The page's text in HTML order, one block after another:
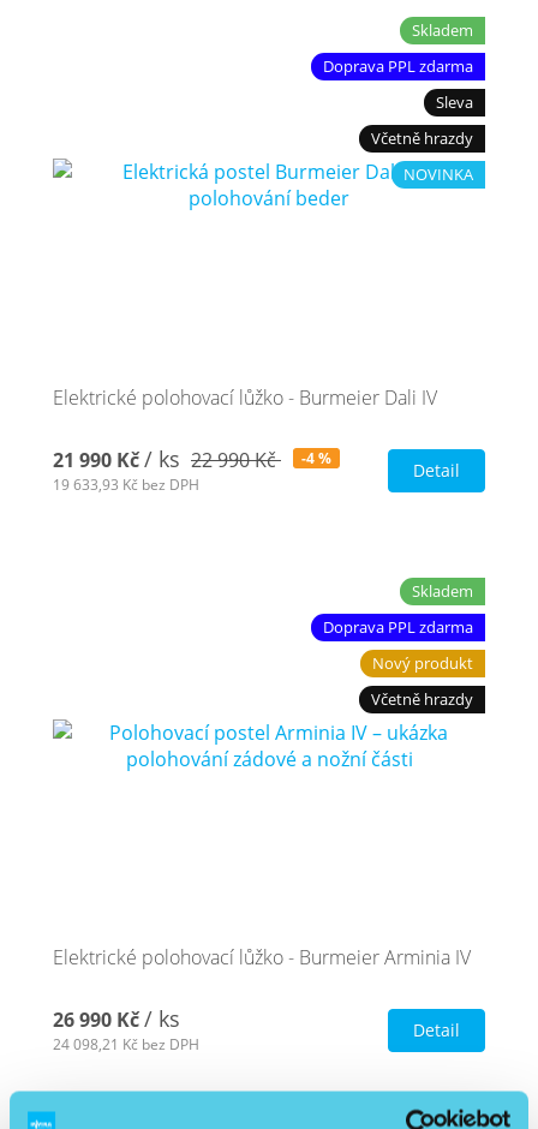
Skladem
Doprava PPL zdarma
Sleva
Včetně hrazdy
NOVINKA
Elektrické polohovací lůžko - Burmeier Dali IV
21 990 Kč/ ks 22 990 Kč
-4 %
19 633,93 Kč bez DPH
Detail
Skladem
Doprava PPL zdarma
Nový produkt
Včetně hrazdy
Elektrické polohovací lůžko - Burmeier Arminia IV
26 990 Kč/ ks
24 098,21 Kč bez DPH
Detail